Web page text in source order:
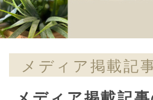
メディア掲載記